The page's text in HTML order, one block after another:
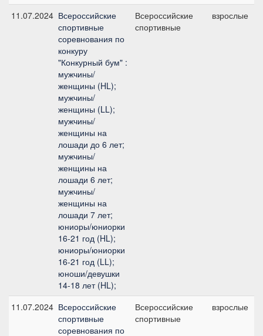
11.07.2024 Всероссийские
спортивные
соревнования по
конкуру
"Конкурный бум" :
мужчины/
женщины (HL);
мужчины/
женщины (LL);
мужчины/
женщины на
лошади до 6 лет;
мужчины/
женщины на
лошади 6 лет;
мужчины/
женщины на
лошади 7 лет;
юниоры/юниорки
16-21 год (HL);
юниоры/юниорки
16-21 год (LL);
юноши/девушки
14-18 лет (HL);
Всероссийские
спортивные
взрослые
11.07.2024 Всероссийские
спортивные
соревнования по
Всероссийские
спортивные
взрослые